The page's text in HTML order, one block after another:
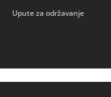
Upute za održavanje